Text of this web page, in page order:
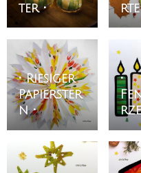
ter •
rte
• Riesiger
Papierster
n •
•